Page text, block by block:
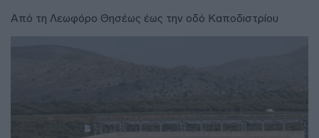
Από τη Λεωφόρο Θησέως έως την οδό Καποδιστρίου